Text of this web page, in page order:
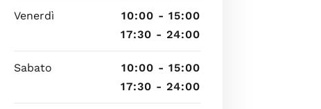
Venerdì
10:00 - 15:00
17:30 - 24:00
Sabato
10:00 - 15:00
17:30 - 24:00